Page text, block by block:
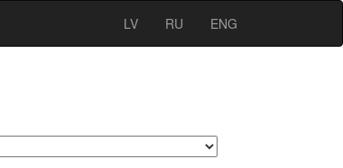
LV RU ENG